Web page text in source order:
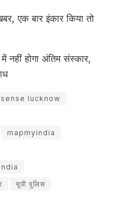
एक बार इंकार किया तो
नहीं होगा अंतिम संस्कार,
lucknow
mapmyindia
यूपी पुलिस